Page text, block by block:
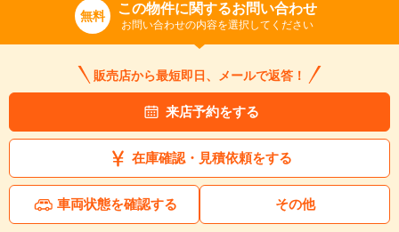
無料 この物件に関するお問い合わせ
お問い合わせの内容を選択してください
販売店から最短即日、メールで返答！
来店予約をする
在庫確認・見積依頼をする
車両状態を確認する その他